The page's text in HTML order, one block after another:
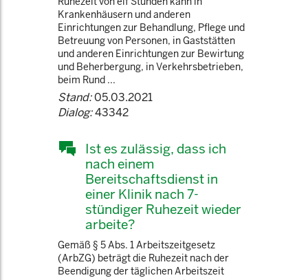
Krankenhäusern und anderen
Einrichtungen zur Behandlung, Pflege und
Betreuung von Personen, in Gaststätten
und anderen Einrichtungen zur Bewirtung
und Beherbergung, in Verkehrsbetrieben,
beim Rund ...
Stand:05.03.2021
Dialog:43342
Ist es zulässig, dass ich
nach einem
Bereitschaftsdienst in
einer Klinik nach 7-
stündiger Ruhezeit wieder
arbeite?
Gemäß § 5 Abs. 1 Arbeitszeitgesetz
(ArbZG) beträgt die Ruhezeit nach der
Beendigung der täglichen Arbeitszeit